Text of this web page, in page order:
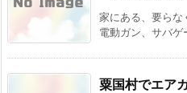
家にある、要らな
電動ガン、サバ
粟国村でエア